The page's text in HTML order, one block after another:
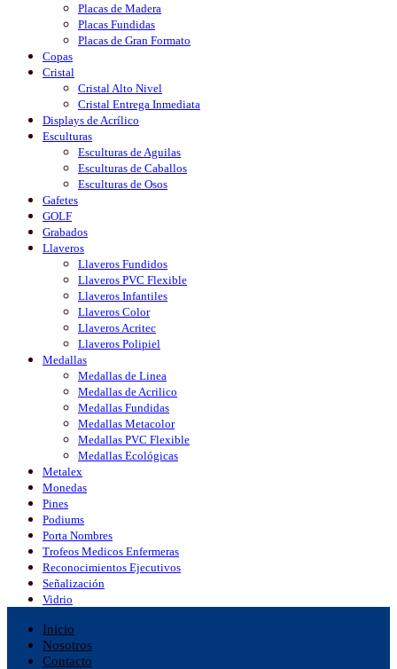
Placas de Madera
Placas Fundidas
Placas de Gran Formato
Copas
Cristal
Cristal Alto Nivel
Cristal Entrega Inmediata
Displays de Acrílico
Esculturas
Esculturas de Aguilas
Esculturas de Caballos
Esculturas de Osos
Gafetes
GOLF
Grabados
Llaveros
Llaveros Fundidos
Llaveros PVC Flexible
Llaveros Infantiles
Llaveros Color
Llaveros Acritec
Llaveros Polipiel
Medallas
Medallas de Linea
Medallas de Acrilico
Medallas Fundidas
Medallas Metacolor
Medallas PVC Flexible
Medallas Ecológicas
Metalex
Monedas
Pines
Podiums
Porta Nombres
Trofeos Medicos Enfermeras
Reconocimientos Ejecutivos
Señalización
Vidrio
Inicio
Nosotros
Contacto